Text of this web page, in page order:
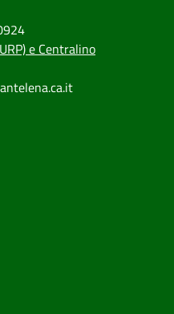
e Centralino